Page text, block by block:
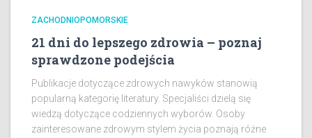
ZACHODNIOPOMORSKIE
21 dni do lepszego zdrowia – poznaj
sprawdzone podejścia
Publikacje dotyczące zdrowych nawyków stanowią
popularną kategorię literatury. Specjaliści dzielą się
wiedzą dotyczące codziennych wyborów. Osoby
zainteresowane zdrowym stylem życia poznają różne